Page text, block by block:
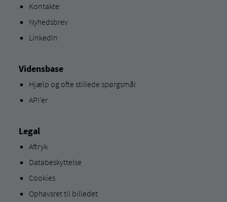
Kontakte
Nyhedsbrev
LinkedIn
Vidensbase
Hjælp og ofte stillede spørgsmål
API'er
Legal
Aftryk
Databeskyttelse
Cookies
Ophavsret til billedet